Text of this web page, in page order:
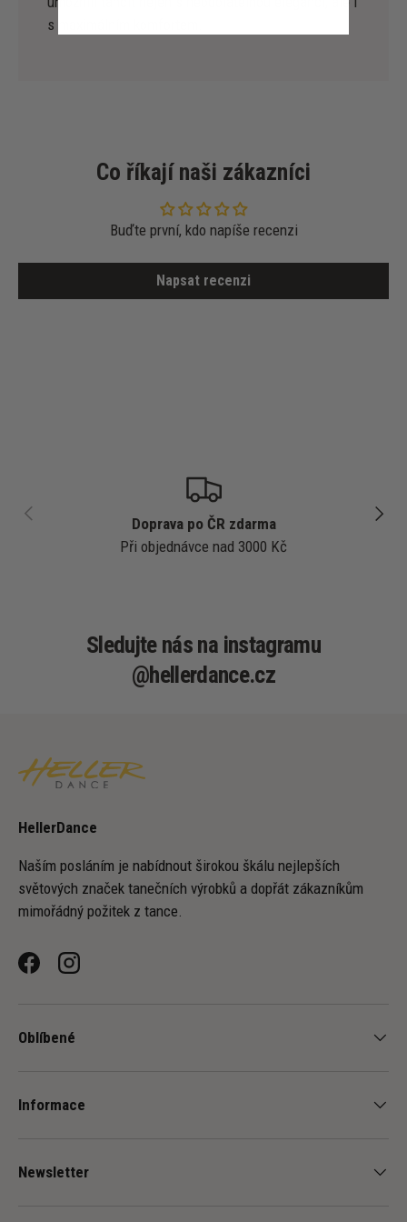
s maximálním komfortem.
Co říkají naši zákazníci
Buďte první, kdo napíše recenzi
Napsat recenzi
PŘEDCHOZÍ DALŠÍ
Doprava po ČR zdarma
Při objednávce nad 3000 Kč
Sledujte nás na instagramu
@hellerdance.cz
HellerDance
Naším posláním je nabídnout širokou škálu nejlepších
světových značek tanečních výrobků a dopřát zákazníkům
mimořádný požitek z tance.
FacebookInstagram
Oblíbené
Informace
Newsletter